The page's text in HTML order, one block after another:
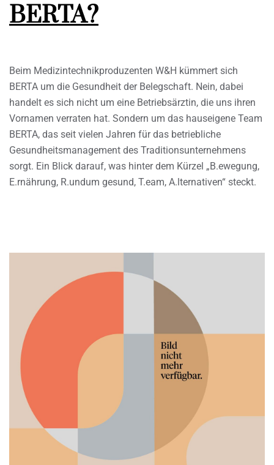
BERTA?
Beim Medizintechnikproduzenten W&H kümmert sich
BERTA um die Gesundheit der Belegschaft. Nein, dabei
handelt es sich nicht um eine Betriebsärztin, die uns ihren
Vornamen verraten hat. Sondern um das hauseigene Team
BERTA, das seit vielen Jahren für das betriebliche
Gesundheitsmanagement des Traditionsunternehmens
sorgt. Ein Blick darauf, was hinter dem Kürzel „B.ewegung,
E.rnährung, R.undum gesund, T.eam, A.lternativen“ steckt.